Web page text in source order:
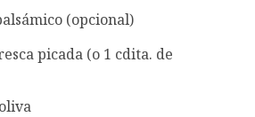
(opcional)
picada (o 1 cdita. de